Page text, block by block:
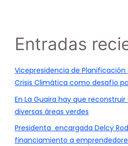
Entradas
Vicepresidencia de
Crisis Climática como desafío
En La Guaira hay que
diversas áreas verdes
Presidenta encargada Delcy
financiamiento a